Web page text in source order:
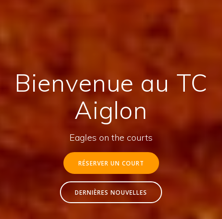
Bienvenue au TC
Aiglon
Eagles on the courts
RÉSERVER UN COURT
DERNIÈRES NOUVELLES